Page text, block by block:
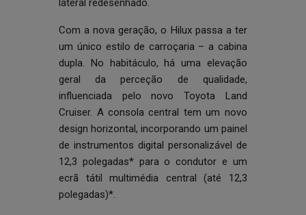
lateral redesenhado.
Com a nova geração, o Hilux passa a ter
um único estilo de carroçaria – a cabina
dupla. No habitáculo, há uma elevação
geral da perceção de qualidade,
influenciada pelo novo Toyota Land
Cruiser. A consola central tem um novo
design horizontal, incorporando um painel
de instrumentos digital personalizável de
12,3 polegadas* para o condutor e um
ecrã tátil multimédia central (até 12,3
polegadas)*.